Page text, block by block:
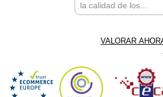
la calidad de los...